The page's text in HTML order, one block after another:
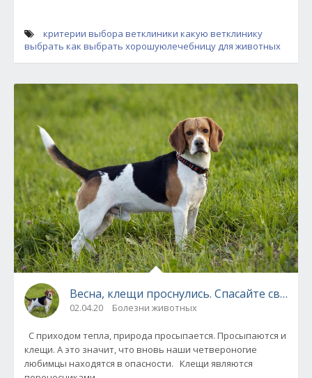
критерии выбора ветклиники какую ветклинику
выбрать как выбрать хорошуюлечебницу для животных
Весна, клещи проснулись. Спасайте своих
02.04.20 Болезни животных
С приходом тепла, природа просыпается. Просыпаются и
клещи. А это значит, что вновь наши четвероногие
любимцы находятся в опасности. Клещи являются